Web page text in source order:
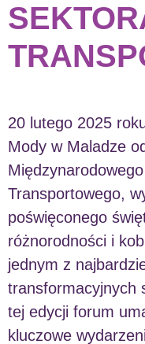
20 lutego 2025
Mody w Maladze
Transportowego,
poświęconego
różnorodności i
jednym z
transformacyjnych
tej edycji forum
kluczowe